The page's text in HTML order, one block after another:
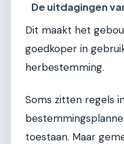
De uitdagingen
Dit maakt het
goedkoper in
herbestemming.
Soms zitten regels
toestaan. Maar